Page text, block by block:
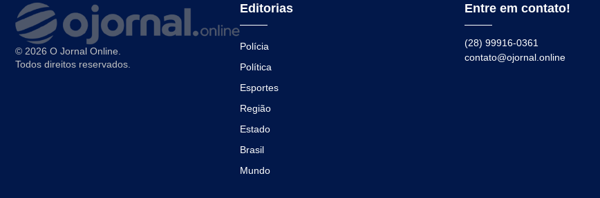
© 2026 O Jornal Online.
Todos direitos reservados.
Editorias
Polícia
Política
Esportes
Região
Estado
Brasil
Mundo
Entre em contato!
(28) 99916-0361
contato@ojornal.online